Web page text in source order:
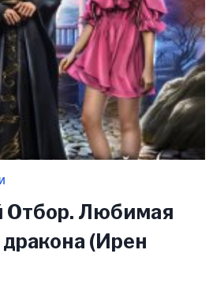
Отбор. Любимая
(Ирен